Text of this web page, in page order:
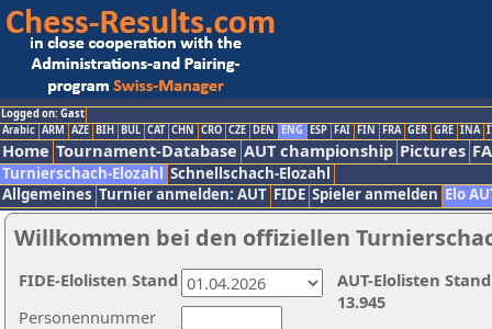
Logged on: Gast
Arabic ARM AZE BIH BUL CAT CHN CRO CZE DEN ENG ESP FAI FIN FRA GER GRE INA
Home Tournament-Database AUT championship Pictures
Turnierschach-Elozahl Schnellschach-Elozahl
Allgemeines Turnier anmelden: AUT FIDE Spieler anmelden Elo
Willkommen bei den offiziellen
Personennummer
AUT-Elolisten
13.945
FIDE-Elolisten Stand